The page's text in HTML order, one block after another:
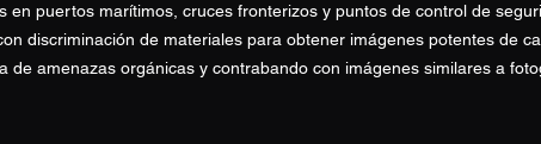
en puertos marítimos, cruces fronterizos y puntos de control de
discriminación de materiales para obtener imágenes potentes de
de amenazas orgánicas y contrabando con imágenes similares a